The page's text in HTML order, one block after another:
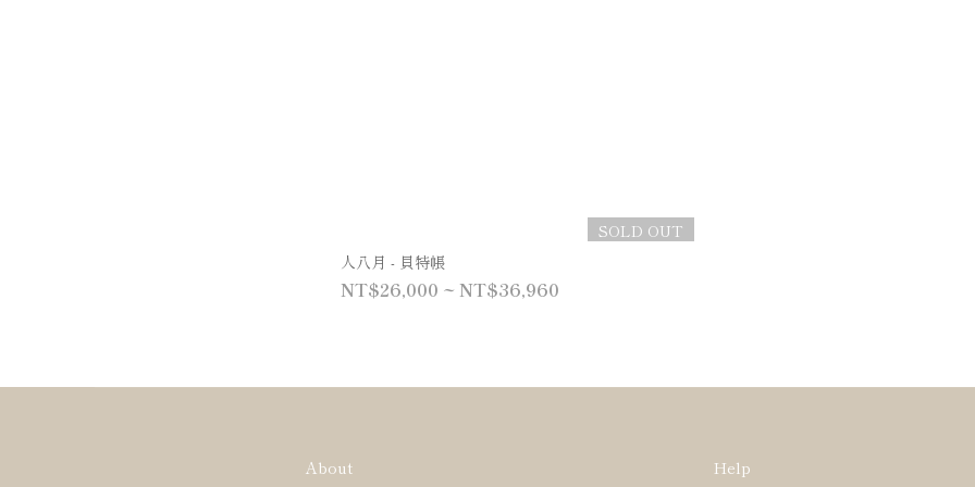
SOLD OUT
人八月 - 貝特帳
NT$26,000 ~ NT$36,960
About Help